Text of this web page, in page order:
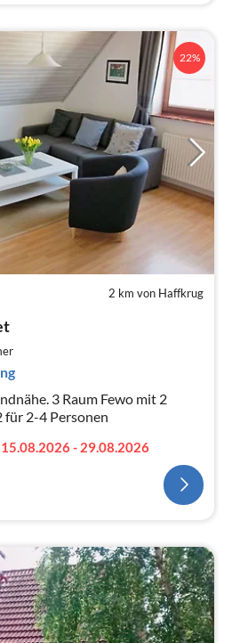
22%
2 km von Haffkrug
3 Raum Fewo mit 2
für 2-4 Personen
15.08.2026 - 29.08.2026